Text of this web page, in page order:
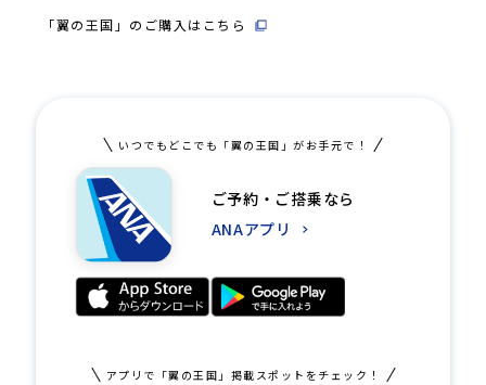
「翼の王国」のご購入はこちら
いつでもどこでも「翼の王国」がお手元で！
ご予約・ご搭乗なら
ANAアプリ
アプリで「翼の王国」掲載スポットをチェック！